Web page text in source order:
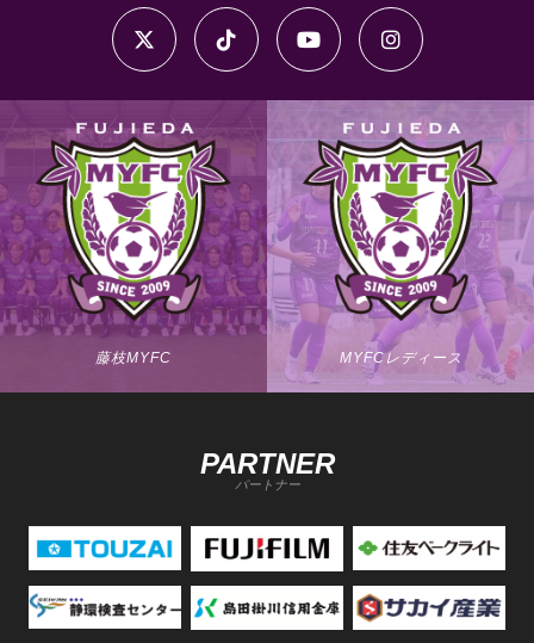
藤枝MYFC MYFCレディース
PARTNER
パートナー